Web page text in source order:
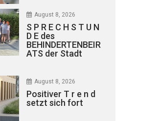
August 8, 2026
S P R E C H S T U N
D E des
BEHINDERTENBEIR
ATS der Stadt
August 8, 2026
Positiver T r e n d
setzt sich fort